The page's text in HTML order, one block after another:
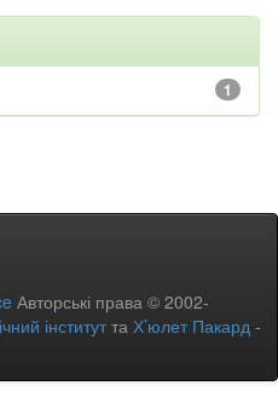
1
Авторські права © 2002-
інститутта Х’юлет Пакард -